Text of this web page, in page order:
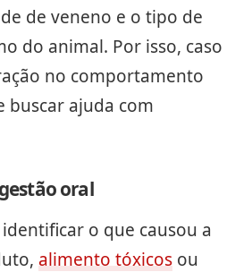
de veneno e o tipo de
do animal. Por isso, caso
no comportamento
buscar ajuda com
oral
o que causou a
alimento tóxicos ou